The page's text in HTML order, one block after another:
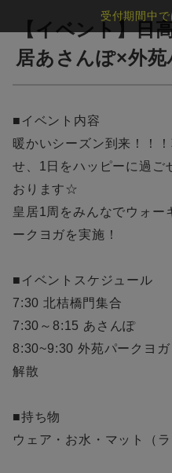
【イベント】日
居あさんぽ×外
■イベント内容
暖かいシーズン到来！！
せ、1日をハッピーに過ご
おります☆
皇居1周をみんなでウォー
ークヨガを実施！
■イベントスケジュール
7:30 北桔橋門集合
7:30～8:15 あさんぽ
8:30~9:30 外苑パークヨガ
解散
■持ち物
ウェア・お水・マット（ラ
受付期間中で